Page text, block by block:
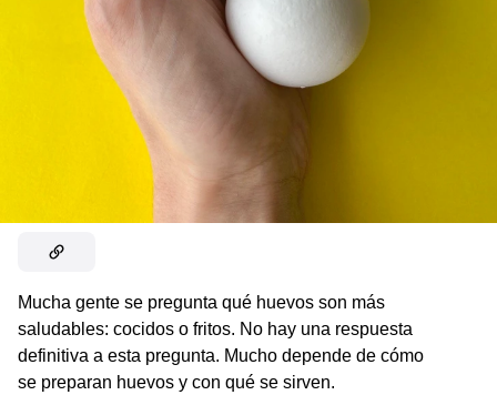
Mucha gente se pregunta qué huevos son más
saludables: cocidos o fritos. No hay una respuesta
definitiva a esta pregunta. Mucho depende de cómo
se preparan huevos y con qué se sirven.